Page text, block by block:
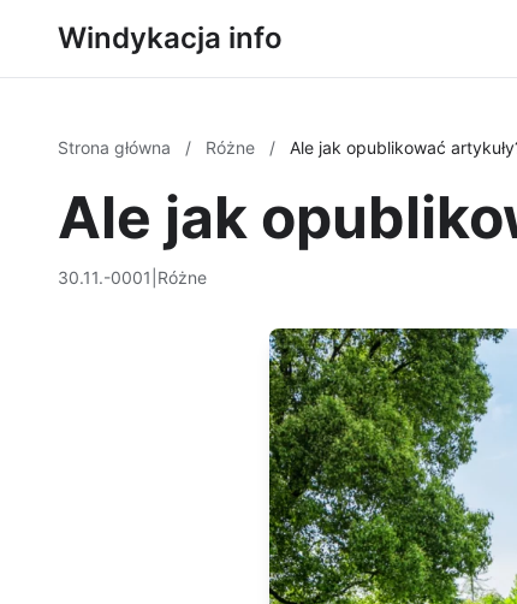
Windykacja info
Strona główna / Różne / Ale jak opublikować
Ale jak
30.11.-0001 Różne